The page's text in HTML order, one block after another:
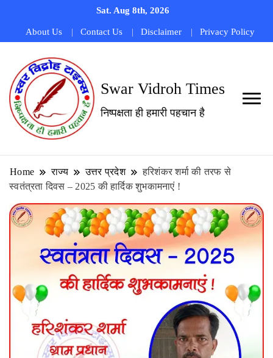
Sat. Aug 8th, 2026
About Us Contact Us Disclaimer Privacy Policy
Swar Vidroh Times
निष्पक्षता ही हमारी पहचान है
Home राज्य उत्तर प्रदेश
हरिशंकर शर्मा की तरफ से
स्वतंत्रता दिवस – 2025 की हार्दिक शुभकामनाएं !